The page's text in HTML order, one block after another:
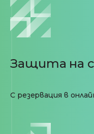
Защита на
С резервация в